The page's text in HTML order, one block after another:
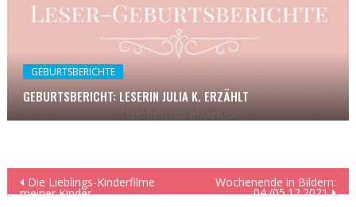
GEBURTSBERICHTE
GEBURTSBERICHT: LESERIN JULIA K. ERZÄHLT
Beitragsnavigation
Die Lieblings-Kinderfilme
meiner Kinder
Wochenende in Bildern:
04./05.12.2021